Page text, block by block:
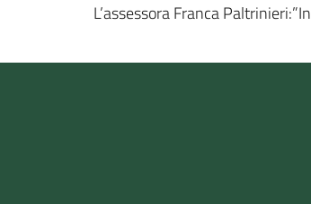
L’assessora Franca